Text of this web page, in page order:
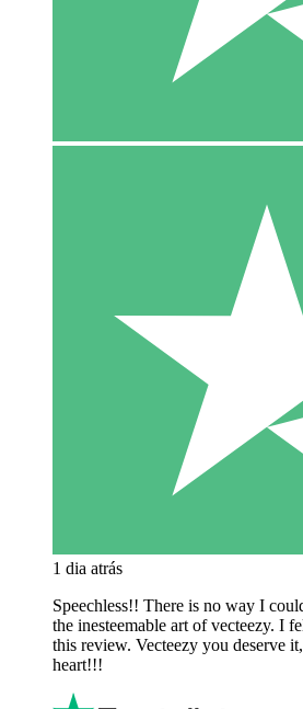
1 dia atrás
Speechless!! There is no way I
the inesteemable art of vecteezy. I
this review. Vecteezy you deserve
heart!!!